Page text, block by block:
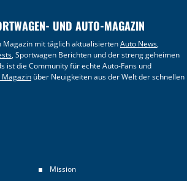
UND AUTO-MAGAZIN
Magazin mit täglich aktualisiertenAuto News,
, Sportwagen Berichten und der streng geheimen
ist die Community für echte Auto-Fans und
über Neuigkeiten aus der Welt der schnellen
Mission